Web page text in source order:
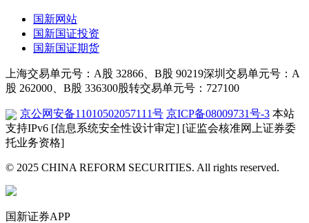
国新网站
国新国证投资
国新国证期货
上海交易单元号：A股 32866、B股 90219深圳交易单元号：A
股 262000、B股 336300股转交易单元号：727100
京公网安备11010502057111号 京ICP备08009731号-3 本站
支持IPv6 [信息系统安全性设计审定] [证监会核准网上证券委
托业务资格]
© 2025 CHINA REFORM SECURITIES. All rights reserved.
国新证券APP